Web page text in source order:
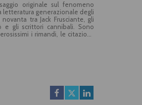
originale sul fenomeno
letteratura generazionale degli
novanta tra Jack Frusciante, gli
e gli scrittori cannibali. Sono
i rimandi, le citazioni,
pagine gli insegnamenti di Pier
Tondelli e di Enrico Palandri,
da Silvia Ballestra, Enrico